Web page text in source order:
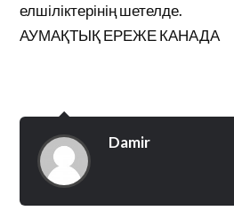
елшіліктерінің шетелде.
АУМАҚТЫҚ ЕРЕЖЕ КАНАДА
Damir